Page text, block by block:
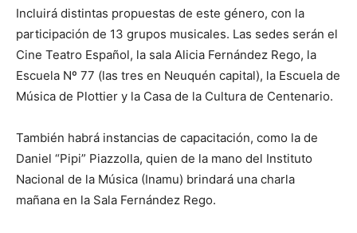
Incluirá distintas propuestas de este género, con la
participación de 13 grupos musicales. Las sedes serán el
Cine Teatro Español, la sala Alicia Fernández Rego, la
Escuela Nº 77 (las tres en Neuquén capital), la Escuela de
Música de Plottier y la Casa de la Cultura de Centenario.
También habrá instancias de capacitación, como la de
Daniel “Pipi” Piazzolla, quien de la mano del Instituto
Nacional de la Música (Inamu) brindará una charla
mañana en la Sala Fernández Rego.